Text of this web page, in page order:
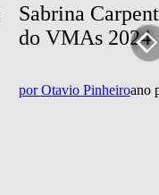
Sabrina
do VMAs 2024
porOtavio Pinheiroano